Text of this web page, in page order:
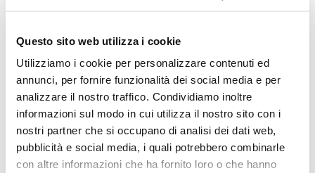
Questo sito web utilizza i cookie
Utilizziamo i cookie per personalizzare contenuti ed
annunci, per fornire funzionalità dei social media e per
analizzare il nostro traffico. Condividiamo inoltre
informazioni sul modo in cui utilizza il nostro sito con i
nostri partner che si occupano di analisi dei dati web,
pubblicità e social media, i quali potrebbero combinarle
con altre informazioni che ha fornito loro o che hanno